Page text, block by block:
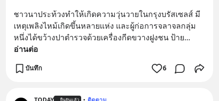
ชาวนาประท้วงทำให้เกิดความวุ่นวายในกรุงบรัสเซลส์ มี
เหตุเพลิงไหม้เกิดขึ้นหลายแห่ง และผู้ก่อการจลาจลกลุ่ม
หนึ่งได้ขว้างปาตำรวจด้วยเครื่องกีดขวางฝูงชน ป้าย
อ่านต่อ
บันทึก 6